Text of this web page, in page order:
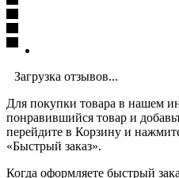
Загрузка отзывов...
Для покупки товара в нашем
понравившийся товар и
перейдите в Корзину и
«Быстрый заказ».
Когда оформляете быстрый